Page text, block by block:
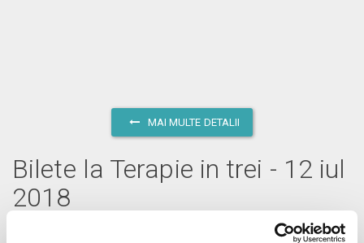
MAI MULTE DETALII
Bilete la Terapie in trei - 12 iul
2018